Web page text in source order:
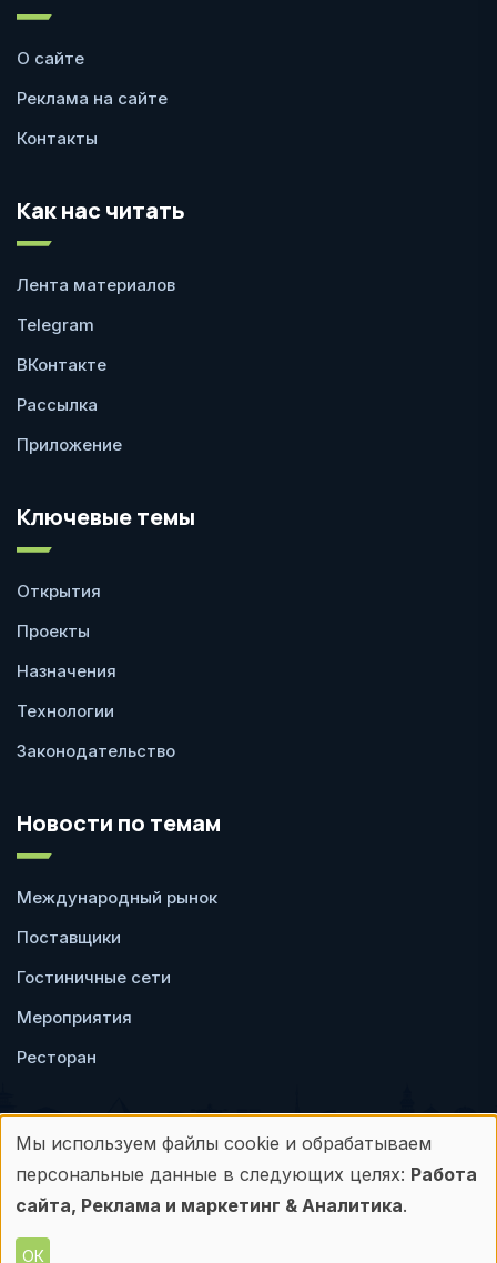
О сайте
Реклама на сайте
Контакты
Как нас читать
Лента материалов
Telegram
ВКонтакте
Рассылка
Приложение
Ключевые темы
Открытия
Проекты
Назначения
Технологии
Законодательство
Новости по темам
Международный рынок
Поставщики
Гостиничные сети
Мероприятия
Ресторан
Пользовательское
соглашение
Политика
конфиденциальности
Использование
персональных
Мы используем файлы cookie и обрабатываем
персональные данные в следующих целях: Работа
сайта, Реклама и маркетинг & Аналитика.
ОК